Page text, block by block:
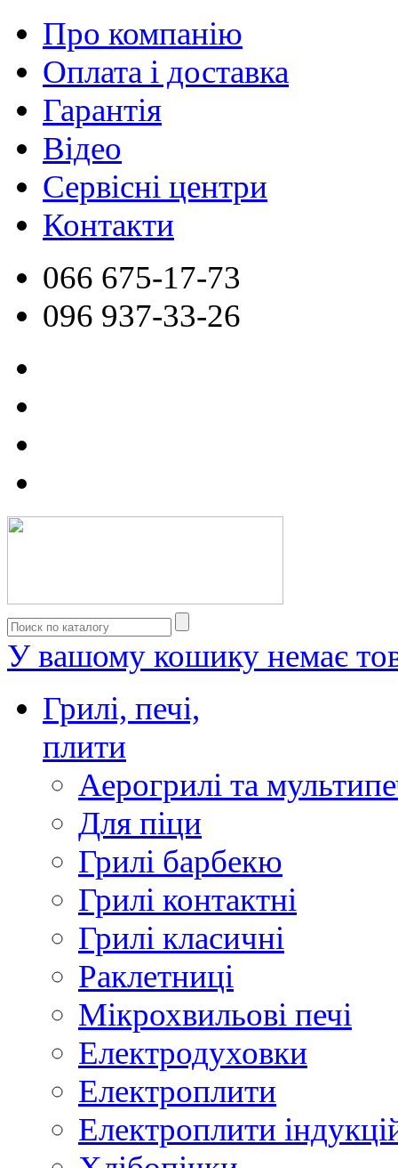
Про компанію
Оплата і доставка
Гарантія
Відео
Сервісні центри
Контакти
066 675-17-73
096 937-33-26
У вашому кошику немає
Грилі, печі,
плити
Аерогрилі та
Для піци
Грилі барбекю
Грилі контактні
Грилі класичні
Раклетниці
Мікрохвильові печі
Електродуховки
Електроплити
Електроплити